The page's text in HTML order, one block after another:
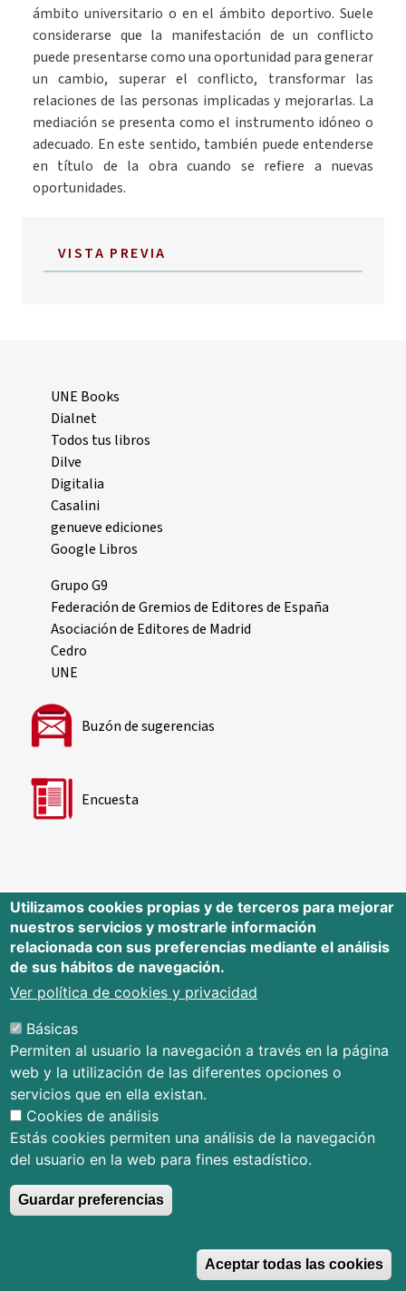
ámbito universitario o en el ámbito deportivo. Suele
considerarse que la manifestación de un conflicto
puede presentarse como una oportunidad para generar
un cambio, superar el conflicto, transformar las
relaciones de las personas implicadas y mejorarlas. La
mediación se presenta como el instrumento idóneo o
adecuado. En este sentido, también puede entenderse
en título de la obra cuando se refiere a nuevas
oportunidades.
VISTA PREVIA
UNE Books
Dialnet
Todos tus libros
Dilve
Digitalia
Casalini
genueve ediciones
Google Libros
Grupo G9
Federación de Gremios de Editores de España
Asociación de Editores de Madrid
Cedro
UNE
Buzón de sugerencias
Encuesta
Editorial Universidad de Cantabria
Edificio Tres Torres, Torre C, planta –1
Avda. Los Castros s/n - 39005
Tfno.: 942 201 087 - 942 201 291
E-mail:publica@unican.es
Términos y condiciones
Mapa Web
Accesibilidad
Utilizamos cookies propias y de terceros para mejorar
nuestros servicios y mostrarle información
relacionada con sus preferencias mediante el análisis
de sus hábitos de navegación.
Ver política de cookies y privacidad
Básicas
Permiten al usuario la navegación a través en la página
web y la utilización de las diferentes opciones o
servicios que en ella existan.
Cookies de análisis
Estás cookies permiten una análisis de la navegación
del usuario en la web para fines estadístico.
Guardar preferencias
Aceptar todas las cookies